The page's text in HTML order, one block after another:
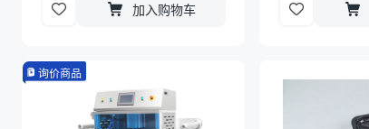
加入购物车
询价商品